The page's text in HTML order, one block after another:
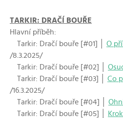
TARKIR: DRAČÍ BOUŘE
Hlavní příběh:
Tarkir: Dračí bouře [#01] │ O
/8.3.2025/
Tarkir: Dračí bouře [#02] │
Tarkir: Dračí bouře [#03] │ Co
/16.3.2025/
Tarkir: Dračí bouře [#04] │
Tarkir: Dračí bouře [#05] │